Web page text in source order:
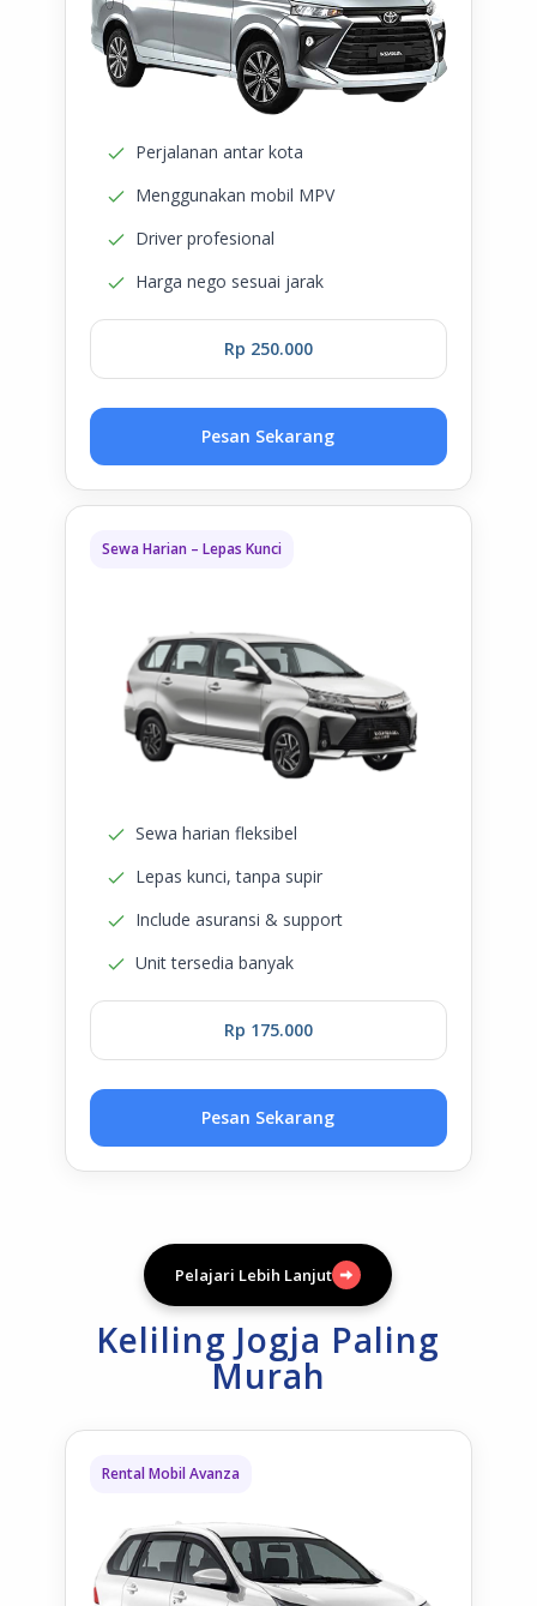
Perjalanan antar kota
Menggunakan mobil MPV
Driver profesional
Harga nego sesuai jarak
Rp 250.000
Pesan Sekarang
Sewa Harian – Lepas Kunci
Sewa harian fleksibel
Lepas kunci, tanpa supir
Include asuransi & support
Unit tersedia banyak
Rp 175.000
Pesan Sekarang
Pelajari Lebih Lanjut
Keliling Jogja Paling
Murah
Rental Mobil Avanza